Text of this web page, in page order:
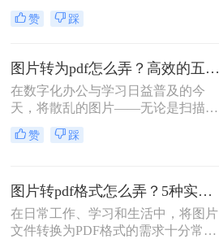
效率提升从此触手可及！“一张图片
秒变PDF文档？是的，你没听错！”作
主，小编深知职场办公人群对高效转
换工具的渴求，今天就分享超实用方
法，帮你轻松解决图片转pdf难题。
赞 踩
图片转为pdf怎么弄？高效的五大方法详解！
在数字化办公与学习日益普及的今
天，将散乱的图片——无论是扫描的
文档、手机拍摄的笔记，还是珍贵的
照片——整合成一个统一的PDF文
定、易于传输和打印的优点，成为了
文档分发的标准格式。然而，面对网
络上琳琅满目的工具和方法，许多人
赞 踩
图片转pdf格式怎么弄？5种实用的转换方法！
在日常工作、学习和生活中，将图片
文件转换为PDF格式的需求十分常